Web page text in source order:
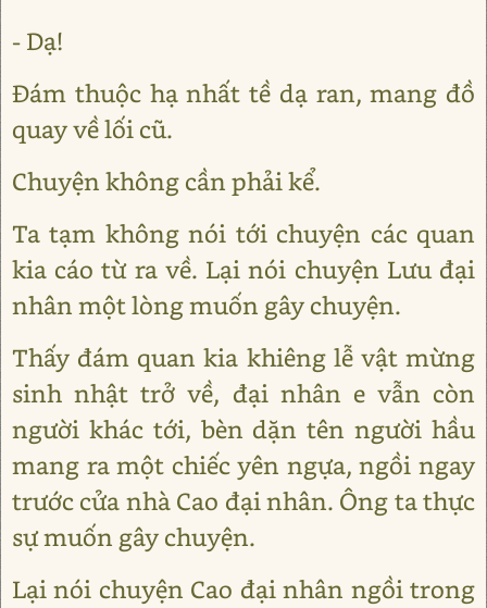
- Dạ!
Đám thuộc hạ nhất tề dạ ran, mang đồ
quay về lối cũ.
Chuyện không cần phải kể.
Ta tạm không nói tới chuyện các quan
kia cáo từ ra về. Lại nói chuyện Lưu đại
nhân một lòng muốn gây chuyện.
Thấy đám quan kia khiêng lễ vật mừng
sinh nhật trở về, đại nhân e vẫn còn
người khác tới, bèn dặn tên người hầu
mang ra một chiếc yên ngựa, ngồi ngay
trước cửa nhà Cao đại nhân. Ông ta thực
sự muốn gây chuyện.
Lại nói chuyện Cao đại nhân ngồi trong